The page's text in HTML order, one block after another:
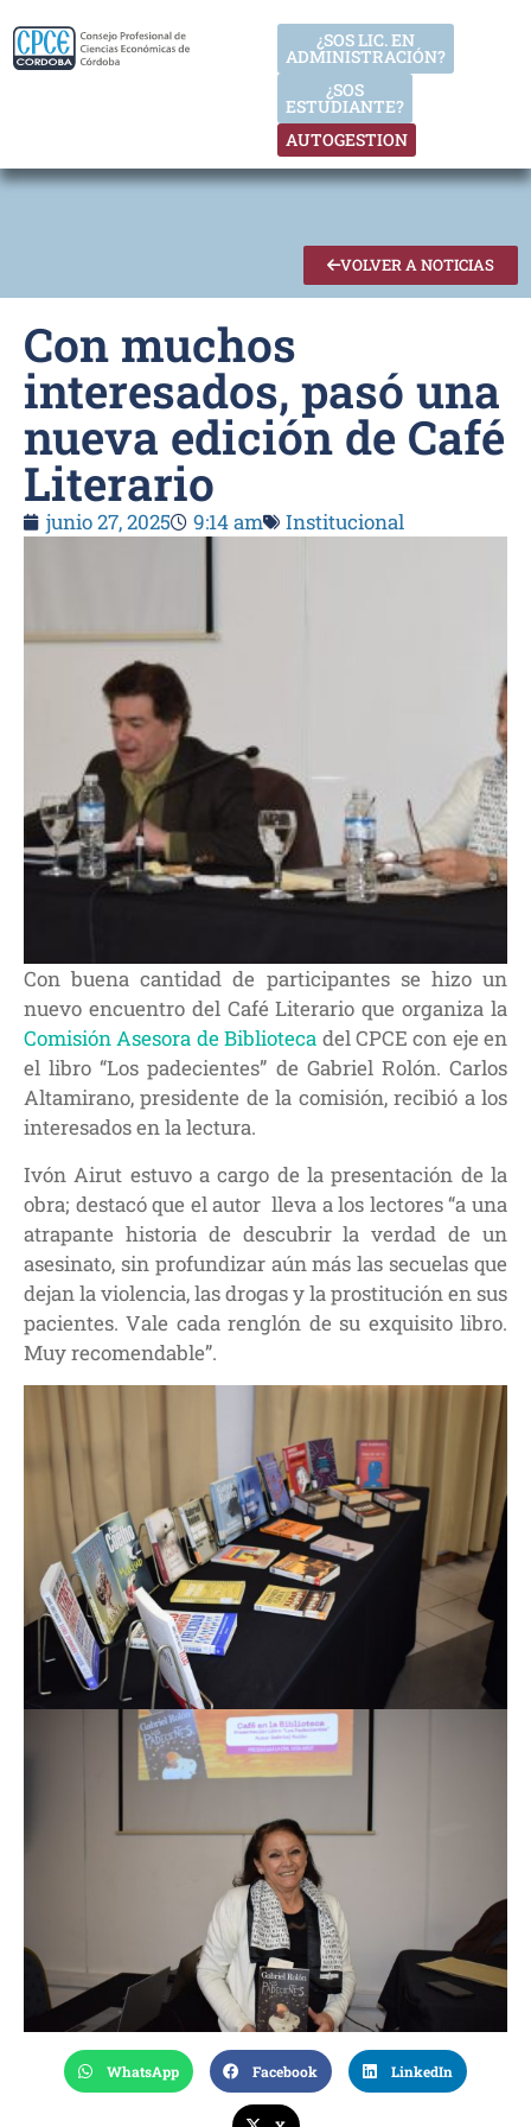
AUTOGESTION
¿SOS
ESTUDIANTE?
¿SOS LIC. EN
ADMINISTRACIÓN?
VOLVER A NOTICIAS
Con muchos
interesados, pasó una
nueva edición de Café
Literario
junio 27, 2025 9:14 am Institucional
Con buena cantidad de participantes se hizo un
nuevo encuentro del Café Literario que organiza la
Comisión Asesora de Biblioteca del CPCE con eje en
el libro “Los padecientes” de Gabriel Rolón. Carlos
Altamirano, presidente de la comisión, recibió a los
interesados en la lectura.
Ivón Airut estuvo a cargo de la presentación de la
obra; destacó que el autor lleva a los lectores “a una
atrapante historia de descubrir la verdad de un
asesinato, sin profundizar aún más las secuelas que
dejan la violencia, las drogas y la prostitución en sus
pacientes. Vale cada renglón de su exquisito libro.
Muy recomendable”.
WhatsApp Facebook LinkedIn